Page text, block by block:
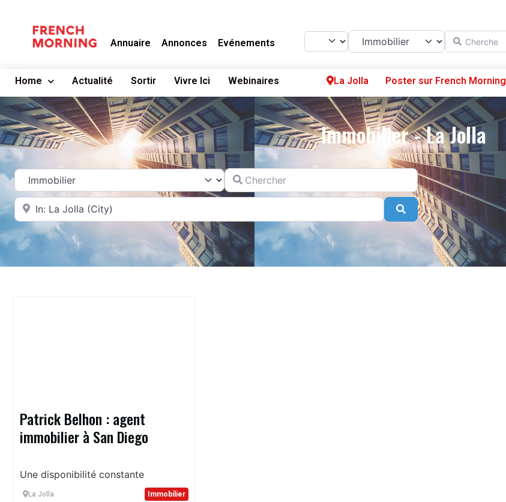
Annuaire Annonces Evénements
Select search type
Catégorie Chercher
Home Actualité Sortir Vivre Ici Webinaires La Jolla Poster sur French Morning
Immobilier - La Jolla
Catégorie Chercher
A proximité de
Search
Patrick Belhon : agent
immobilier à San Diego
Une disponibilité constante
La Jolla Immobilier